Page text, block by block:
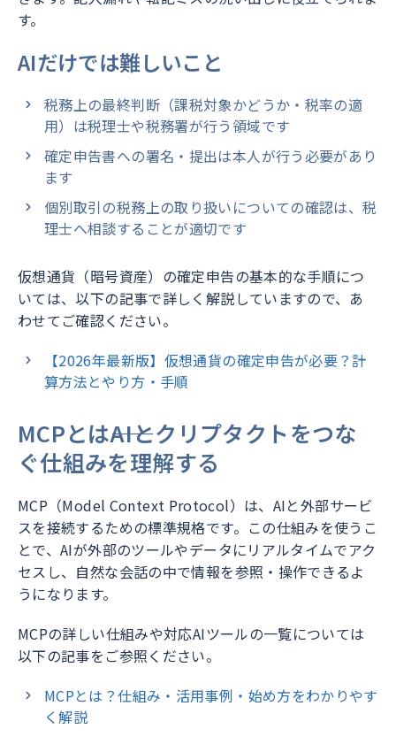
す。
AIだけでは難しいこと
税務上の最終判断（課税対象かどうか・税率の適
用）は税理士や税務署が行う領域です
確定申告書への署名・提出は本人が行う必要があり
ます
個別取引の税務上の取り扱いについての確認は、税
理士へ相談することが適切です
仮想通貨（暗号資産）の確定申告の基本的な手順につ
いては、以下の記事で詳しく解説していますので、あ
わせてご確認ください。
【2026年最新版】仮想通貨の確定申告が必要？計
算方法とやり方・手順
MCPとは――AIとクリプタクトをつな
ぐ仕組みを理解する
MCP（Model Context Protocol）は、AIと外部サービ
スを接続するための標準規格です。この仕組みを使うこ
とで、AIが外部のツールやデータにリアルタイムでアク
セスし、自然な会話の中で情報を参照・操作できるよ
うになります。
MCPの詳しい仕組みや対応AIツールの一覧については
以下の記事をご参照ください。
MCPとは？仕組み・活用事例・始め方をわかりやす
く解説